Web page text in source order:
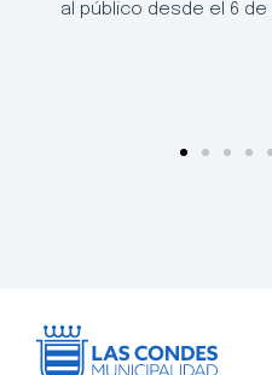
al público desde el 6